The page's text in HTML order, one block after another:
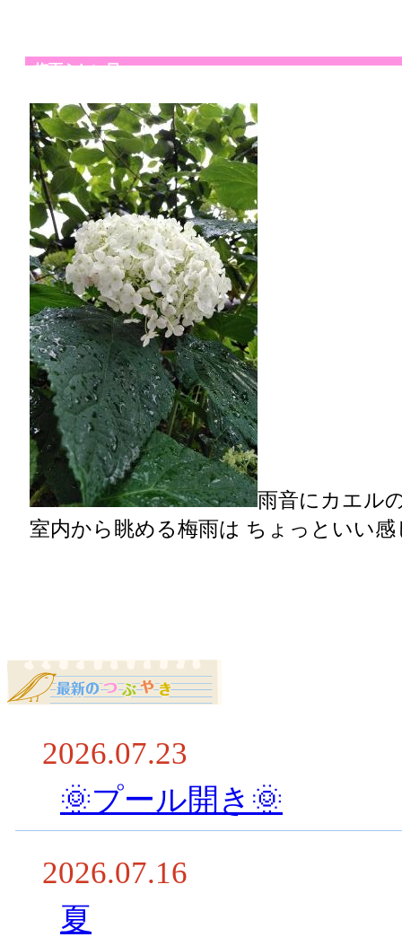
梅雨らしい日
雨音にカエル
室内から眺める梅雨は ちょっといい感
2026.07.23
🌞プール開き🌞
2026.07.16
夏